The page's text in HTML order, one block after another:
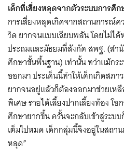
เด็กที่เสี่ยงหลุดจากตัวระบบการ
การเสี่ยงหลุดเกิดจากสถานการณ์ค
วิด ยากจนแบบเฉียบพลัน โดยไม่ได้
ประถมและมัธยมที่สังกัด สพฐ. (สำ
ศึกษาขั้นพื้นฐาน) เท่านั้น ทว่าแม้กร
ออกมา ประเด็นนี้ทำให้เด็กเกิดสภา
ยากจนอยู่แล้วก็ต้องออกมาช่วยเห
พิเศษ รายได้เลี้ยงปากเลี้ยงท้อง โอ
ศึกษายากขึ้น ครั้นจะกลับเข้าสู่ระบ
เต็มไปหมด เด็กกลุ่มนี้จึงอยู่ในสถา
หลุด”